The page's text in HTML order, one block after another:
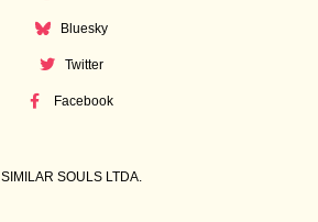
Bluesky
Twitter
Facebook
SIMILAR SOULS LTDA.